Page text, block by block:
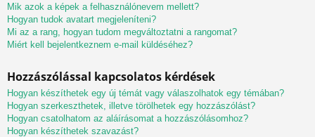
Mik azok a képek a felhasználónevem mellett?
Hogyan tudok avatart megjeleníteni?
Mi az a rang, hogyan tudom megváltoztatni a rangomat?
Miért kell bejelentkeznem e-mail küldéséhez?
Hozzászólással kapcsolatos kérdések
Hogyan készíthetek egy új témát vagy válaszolhatok egy témában?
Hogyan szerkeszthetek, illetve törölhetek egy hozzászólást?
Hogyan csatolhatom az aláírásomat a hozzászólásomhoz?
Hogyan készíthetek szavazást?